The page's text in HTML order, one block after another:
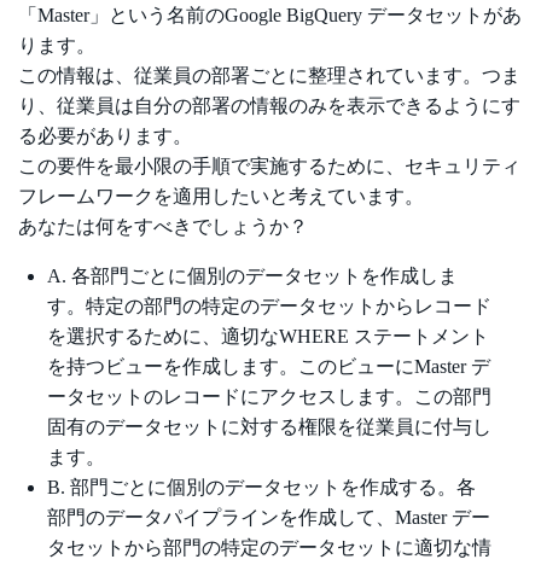
「Master」という名前のGoogle BigQuery データセットがあ
ります。
この情報は、従業員の部署ごとに整理されています。つま
り、従業員は自分の部署の情報のみを表示できるようにす
る必要があります。
この要件を最小限の手順で実施するために、セキュリティ
フレームワークを適用したいと考えています。
あなたは何をすべきでしょうか？
A. 各部門ごとに個別のデータセットを作成しま
す。特定の部門の特定のデータセットからレコード
を選択するために、適切なWHERE ステートメント
を持つビューを作成します。このビューにMaster デ
ータセットのレコードにアクセスします。この部門
固有のデータセットに対する権限を従業員に付与し
ます。
B. 部門ごとに個別のデータセットを作成する。各
部門のデータパイプラインを作成して、Master デー
タセットから部門の特定のデータセットに適切な情